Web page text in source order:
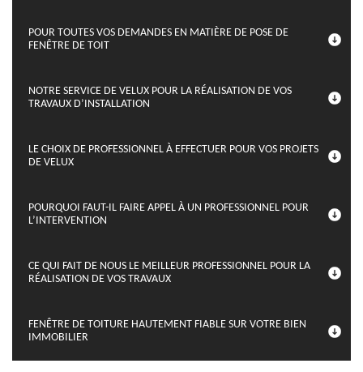
POUR TOUTES VOS DEMANDES EN MATIÈRE DE POSE DE
FENÊTRE DE TOIT
NOTRE SERVICE DE VELUX POUR LA RÉALISATION DE VOS
TRAVAUX D’INSTALLATION
LE CHOIX DE PROFESSIONNEL À EFFECTUER POUR VOS PROJETS
DE VELUX
POURQUOI FAUT-IL FAIRE APPEL À UN PROFESSIONNEL POUR
L’INTERVENTION
CE QUI FAIT DE NOUS LE MEILLEUR PROFESSIONNEL POUR LA
RÉALISATION DE VOS TRAVAUX
FENÊTRE DE TOITURE HAUTEMENT FIABLE SUR VOTRE BIEN
IMMOBILIER